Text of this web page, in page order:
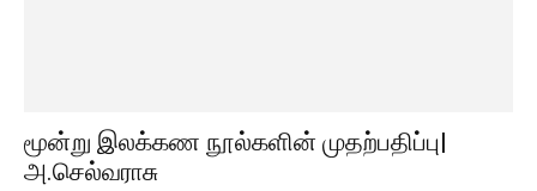
மூன்று இலக்கண நூல்களின் முதற்பதிப்பு|
அ.செல்வராசு